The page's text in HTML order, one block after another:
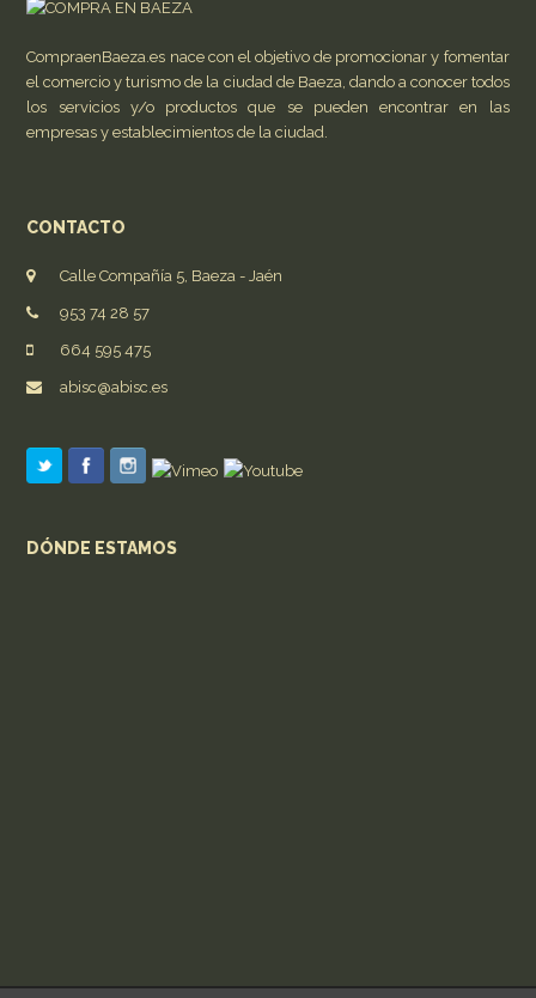
CompraenBaeza.es nace con el objetivo de promocionar y fomentar
el comercio y turismo de la ciudad de Baeza, dando a conocer todos
los servicios y/o productos que se pueden encontrar en las
empresas y establecimientos de la ciudad.
CONTACTO
Calle Compañía 5, Baeza - Jaén
953 74 28 57
664 595 475
abisc@abisc.es
DÓNDE ESTAMOS